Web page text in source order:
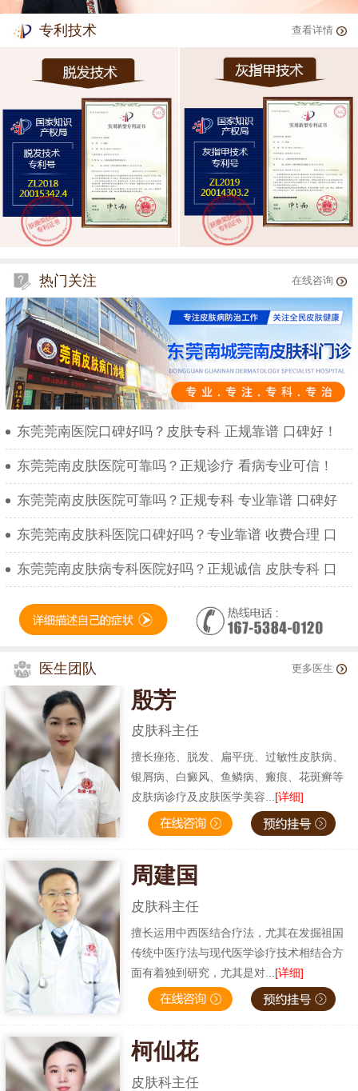
专利技术 查看详情
热门关注 在线咨询
东莞莞南医院口碑好吗？皮肤专科 正规靠谱 口碑好！
东莞莞南皮肤医院可靠吗？正规诊疗 看病专业可信！
东莞莞南皮肤医院可靠吗？正规专科 专业靠谱 口碑好
东莞莞南皮肤科医院口碑好吗？专业靠谱 收费合理 口
东莞莞南皮肤病专科医院好吗？正规诚信 皮肤专科 口
医生团队 更多医生
殷芳
皮肤科主任
擅长痤疮、脱发、扁平疣、过敏性皮肤病、
银屑病、白癜风、鱼鳞病、瘢痕、花斑癣等
皮肤病诊疗及皮肤医学美容... [详细]
周建国
皮肤科主任
擅长运用中西医结合疗法，尤其在发掘祖国
传统中医疗法与现代医学诊疗技术相结合方
面有着独到研究，尤其是对... [详细]
柯仙花
皮肤科主任